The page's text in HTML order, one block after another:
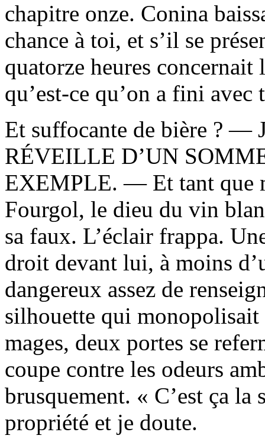
chapitre onze. Conina
chance à toi, et s’il se
quatorze heures
qu’est-ce qu’on a fini
Et suffocante de bière ? —
RÉVEILLE D’UN
EXEMPLE. — Et tant que
Fourgol, le dieu du vin
sa faux. L’éclair frappa.
droit devant lui, à moins
dangereux assez de
silhouette qui monopolisait
mages, deux portes se
coupe contre les odeurs
brusquement. « C’est ça
propriété et je doute.